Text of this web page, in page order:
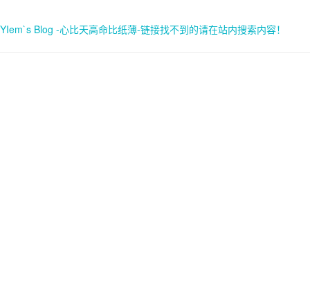
YIem`s Blog -心比天高命比纸薄-链接找不到的请在站内搜索内容！